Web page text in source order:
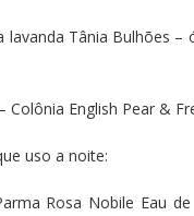
lavanda Tânia Bulhões
Colônia English Pear &
uso a noite:
Rosa Nobile Eau